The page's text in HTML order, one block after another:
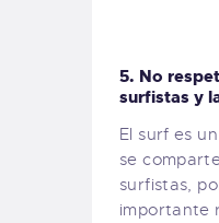
5. No
surfistas y
El surf es
se
surfistas,
importante